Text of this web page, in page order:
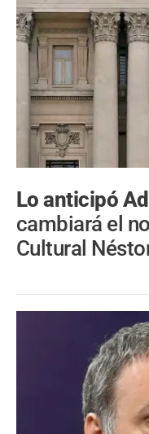
Lo anticipó
cambiará el
Cultural